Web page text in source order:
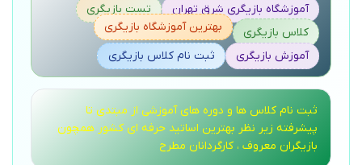
آموزشگاه بازیگری شرق تهران
تست بازیگری
کلاس بازیگری
بهترین آموزشگاه بازیگری
آموزش بازیگری
ثبت نام کلاس بازیگری
ثبت نام کلاس ها و دوره های آموزشی از مبتدی تا
پیشرفته زیر نظر بهترین اساتید حرفه ای کشور همچون
بازیگران معروف ، کارگردانان مطرح